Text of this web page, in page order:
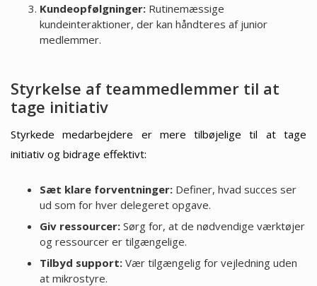
Kundeopfølgninger:Rutinemæssige
kundeinteraktioner, der kan håndteres af junior
medlemmer.
Styrkelse af teammedlemmer til at
tage initiativ
Styrkede medarbejdere er mere tilbøjelige til at tage
initiativ og bidrage effektivt:
Sæt klare forventninger:Definer, hvad succes ser
ud som for hver delegeret opgave.
Giv ressourcer:Sørg for, at de nødvendige værktøjer
og ressourcer er tilgængelige.
Tilbyd support:Vær tilgængelig for vejledning uden
at mikrostyre.